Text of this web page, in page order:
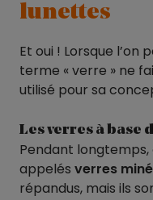
lunettes
Et oui ! Lorsque l’on
terme « verre » ne
utilisé pour sa
Les verres à base
Pendant longtemps,
appelés verres
répandus, mais ils